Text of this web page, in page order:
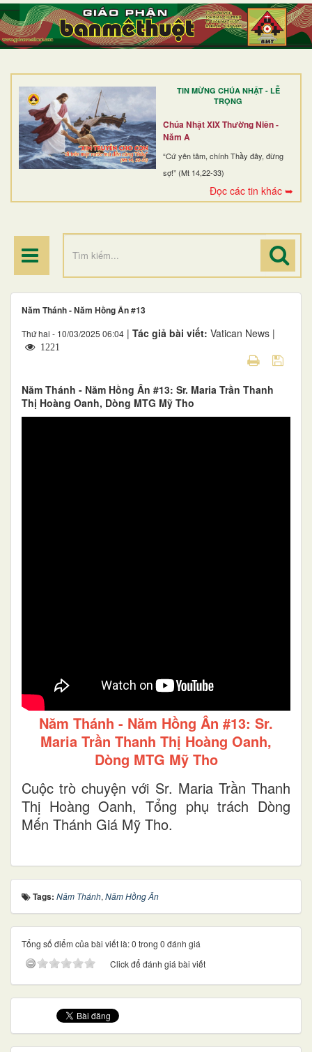
TIN MỪNG CHÚA NHẬT - LỄ
TRỌNG
Chúa Nhật XIX Thường Niên -
Năm A
“Cứ yên tâm, chính Thầy đây, đừng
sợ!” (Mt 14,22-33)
Đọc các tin khác ➥
TRANG NHẤT
GIỚI THIỆU
DÒNG TU
BAN MỤC VỤ
ĐOÀN THỂ CG
ĐIỂM HÀNH HƯƠNG
Năm Thánh - Năm Hồng Ân #13
Thứ hai - 10/03/2025 06:04 | Tác giả bài viết: Vatican News |
1221
Năm Thánh - Năm Hồng Ân #13: Sr. Maria Trần Thanh
Thị Hoàng Oanh, Dòng MTG Mỹ Tho
Năm Thánh - Năm Hồng Ân #13: Sr.
Maria Trần Thanh Thị Hoàng Oanh,
Dòng MTG Mỹ Tho
Cuộc trò chuyện với Sr. Maria Trần Thanh
Thị Hoàng Oanh, Tổng phụ trách Dòng
Mến Thánh Giá Mỹ Tho.
Tags: Năm Thánh, Năm Hồng Ân
Tổng số điểm của bài viết là: 0 trong 0 đánh giá
Click để đánh giá bài viết